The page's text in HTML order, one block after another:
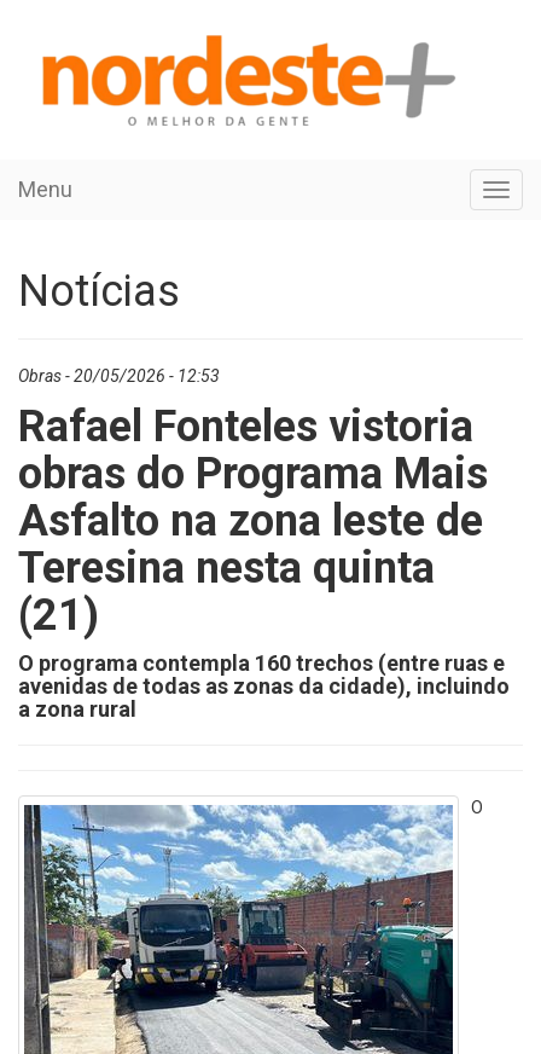
Menu
Notícias
Obras - 20/05/2026 - 12:53
Rafael Fonteles vistoria
obras do Programa Mais
Asfalto na zona leste de
Teresina nesta quinta
(21)
O programa contempla 160 trechos (entre ruas e
avenidas de todas as zonas da cidade), incluindo
a zona rural
O